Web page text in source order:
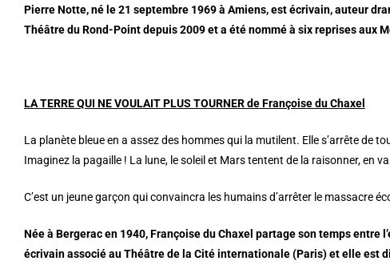
Pierre Notte, né le 21 septembre 1969 à Amiens, est écrivain, auteur
Théâtre du Rond-Point depuis 2009 et a été nommé à six reprises aux
LA TERRE QUI NE VOULAIT PLUS TOURNER de Françoise du Chaxel
La planète bleue en a assez des hommes qui la mutilent. Elle s’arrête de
Imaginez la pagaille ! La lune, le soleil et Mars tentent de la raisonner, en
C’est un jeune garçon qui convaincra les humains d’arrêter le massacre
Née à Bergerac en 1940, Françoise du Chaxel partage son temps
écrivain associé au Théâtre de la Cité internationale (Paris) et elle est